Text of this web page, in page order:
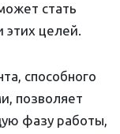
стать
целей.
способного
позволяет
фазу работы,